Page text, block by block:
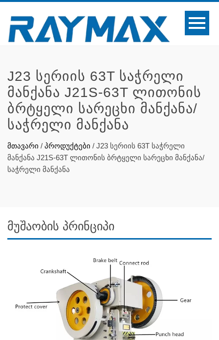
J23 ᲡᲔᲠᲘᲘᲡ 63T ᲡᲐᲭᲠᲔᲚᲘ
ᲛᲐᲜᲥᲐᲜᲐ J21S-63T ᲚᲘᲗᲝᲜᲘᲡ
ᲑᲠᲢᲧᲔᲚᲘ ᲡᲐᲠᲔᲪᲮᲘ ᲛᲐᲜᲥᲐᲜᲐ/
ᲡᲐᲭᲠᲔᲚᲘ ᲛᲐᲜᲥᲐᲜᲐ
მთავარი / პროდუქტები / J23 სერიის 63T საჭრელი
მანქანა J21S-63T ლითონის ბრტყელი სარეცხი მანქანა/
საჭრელი მანქანა
მუშაობის პრინციპი